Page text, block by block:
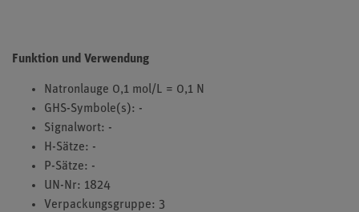
Funktion und Verwendung
Natronlauge 0,1 mol/L = 0,1 N
GHS-Symbole(s): -
Signalwort: -
H-Sätze: -
P-Sätze: -
UN-Nr: 1824
Verpackungsgruppe: 3